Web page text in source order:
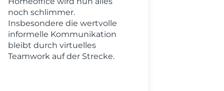
noch schlimmer.
Insbesondere die wertvolle
informelle Kommunikation
bleibt durch virtuelles
Teamwork auf der Strecke.